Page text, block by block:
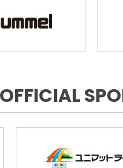
OFFICIAL